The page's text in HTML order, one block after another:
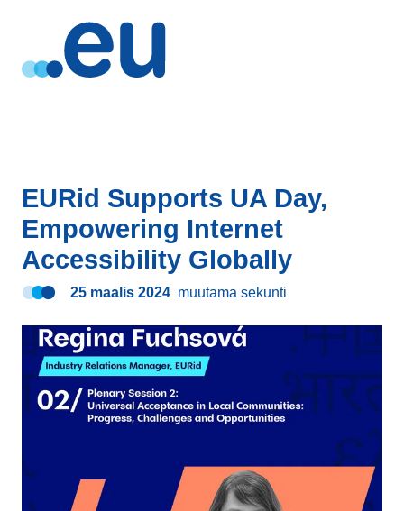
EURid Supports UA Day,
Empowering Internet
Accessibility Globally
25 maalis 2024 muutama sekunti